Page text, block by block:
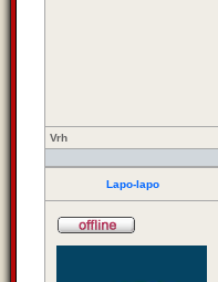
Vrh
Lapo-lapo